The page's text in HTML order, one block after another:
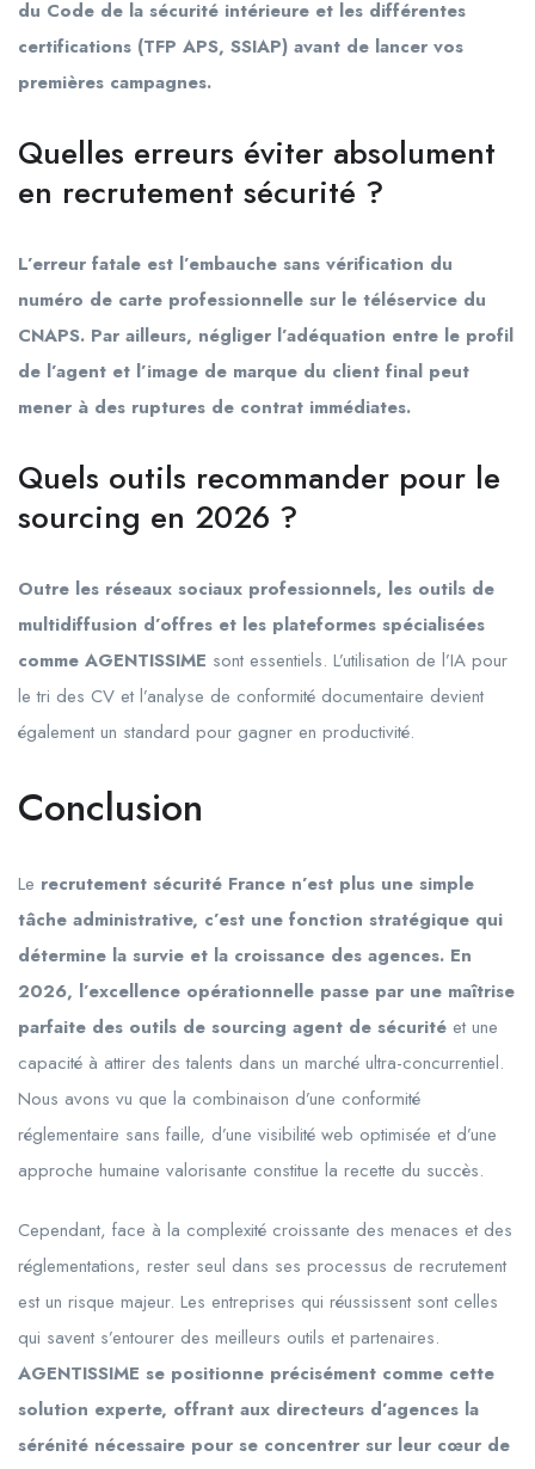
du Code de la sécurité intérieure et les différentes
certifications (TFP APS, SSIAP) avant de lancer vos
premières campagnes.
Quelles erreurs éviter absolument
en recrutement sécurité ?
L’erreur fatale est l’embauche sans vérification du
numéro de carte professionnelle sur le téléservice du
CNAPS. Par ailleurs, négliger l’adéquation entre le profil
de l’agent et l’image de marque du client final peut
mener à des ruptures de contrat immédiates.
Quels outils recommander pour le
sourcing en 2026 ?
Outre les réseaux sociaux professionnels, les outils de
multidiffusion d’offres et les plateformes spécialisées
comme AGENTISSIME sont essentiels. L’utilisation de l’IA pour
le tri des CV et l’analyse de conformité documentaire devient
également un standard pour gagner en productivité.
Conclusion
Le recrutement sécurité France n’est plus une simple
tâche administrative, c’est une fonction stratégique qui
détermine la survie et la croissance des agences. En
2026, l’excellence opérationnelle passe par une maîtrise
parfaite des outils de sourcing agent de sécurité et une
capacité à attirer des talents dans un marché ultra-concurrentiel.
Nous avons vu que la combinaison d’une conformité
réglementaire sans faille, d’une visibilité web optimisée et d’une
approche humaine valorisante constitue la recette du succès.
Cependant, face à la complexité croissante des menaces et des
réglementations, rester seul dans ses processus de recrutement
est un risque majeur. Les entreprises qui réussissent sont celles
qui savent s’entourer des meilleurs outils et partenaires.
AGENTISSIME se positionne précisément comme cette
solution experte, offrant aux directeurs d’agences la
sérénité nécessaire pour se concentrer sur leur cœur de